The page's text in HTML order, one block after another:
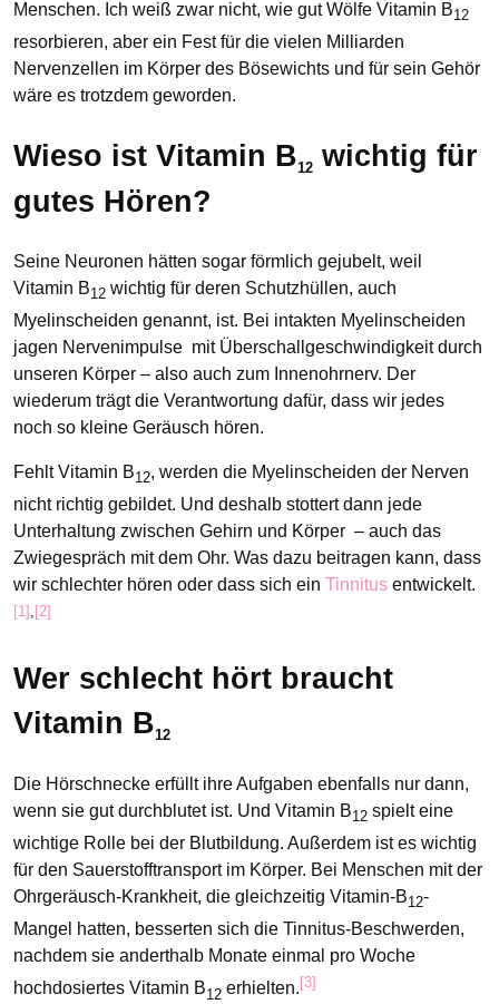
Menschen. Ich weiß zwar nicht, wie gut Wölfe Vitamin B12
resorbieren, aber ein Fest für die vielen Milliarden
Nervenzellen im Körper des Bösewichts und für sein Gehör
wäre es trotzdem geworden.
Wieso ist Vitamin B12 wichtig für
gutes Hören?
Seine Neuronen hätten sogar förmlich gejubelt, weil
Vitamin B12 wichtig für deren Schutzhüllen, auch
Myelinscheiden genannt, ist. Bei intakten Myelinscheiden
jagen Nervenimpulse mit Überschallgeschwindigkeit durch
unseren Körper – also auch zum Innenohrnerv. Der
wiederum trägt die Verantwortung dafür, dass wir jedes
noch so kleine Geräusch hören.
Fehlt Vitamin B12, werden die Myelinscheiden der Nerven
nicht richtig gebildet. Und deshalb stottert dann jede
Unterhaltung zwischen Gehirn und Körper – auch das
Zwiegespräch mit dem Ohr. Was dazu beitragen kann, dass
wir schlechter hören oder dass sich ein Tinnitus entwickelt.
[1] , [2]
Wer schlecht hört braucht
Vitamin B12
Die Hörschnecke erfüllt ihre Aufgaben ebenfalls nur dann,
wenn sie gut durchblutet ist. Und Vitamin B12 spielt eine
wichtige Rolle bei der Blutbildung. Außerdem ist es wichtig
für den Sauerstofftransport im Körper. Bei Menschen mit der
Ohrgeräusch-Krankheit, die gleichzeitig Vitamin-B12-
Mangel hatten, besserten sich die Tinnitus-Beschwerden,
nachdem sie anderthalb Monate einmal pro Woche
hochdosiertes Vitamin B12 erhielten. [3]